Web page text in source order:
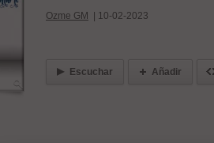
Ozme GM 10-02-2023
Escuchar Añadir